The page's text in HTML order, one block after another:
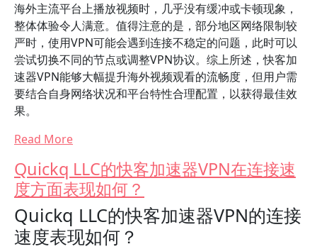
海外主流平台上播放视频时，几乎没有缓冲或卡顿现象，
整体体验令人满意。值得注意的是，部分地区网络限制较
严时，使用VPN可能会遇到连接不稳定的问题，此时可以
尝试切换不同的节点或调整VPN协议。综上所述，快客加
速器VPN能够大幅提升海外视频观看的流畅度，但用户需
要结合自身网络状况和平台特性合理配置，以获得最佳效
果。
Read More
Quickq LLC的快客加速器VPN在连接速
度方面表现如何？
Quickq LLC的快客加速器VPN的连接
速度表现如何？